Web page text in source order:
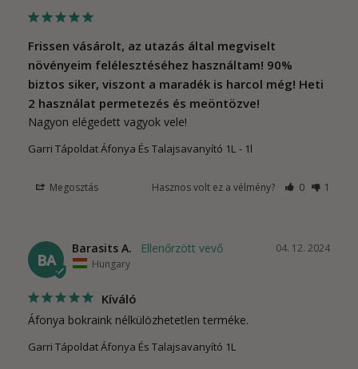
Frissen vásárolt, az utazás által megviselt
növényeim felélesztéséhez használtam! 90%
biztos siker, viszont a maradék is harcol még! Heti
2 használat permetezés és meöntözve!
Nagyon elégedett vagyok vele!
Garri Tápoldat Áfonya És Talajsavanyító 1L 1l
Megosztás Hasznos volt ez a vélmény? 0 1
BA
04. 12. 2024
Barasits A.
Hungary
Kíváló
Áfonya bokraink nélkülözhetetlen terméke.
Garri Tápoldat Áfonya És Talajsavanyító 1L